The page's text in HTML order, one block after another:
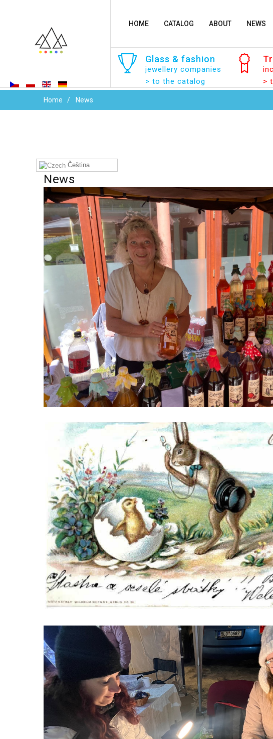
HOME CATALOG ABOUT NEWS
Glass & fashion
jewellery companies
> to the catalog
>
Home News
Čeština‎
News